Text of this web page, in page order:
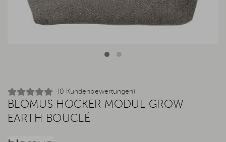
(0 Kundenbewertungen)
BLOMUS HOCKER MODUL GROW
EARTH BOUCLÉ